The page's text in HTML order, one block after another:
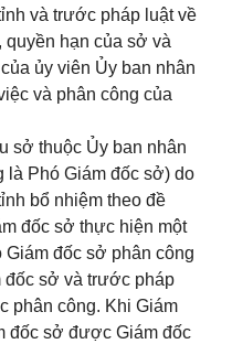
và trước pháp luật về
hạn của sở và
ủy viên Ủy ban nhân
và phân công của
sở thuộc Ủy ban nhân
là Phó Giám đốc sở) do
bổ nhiệm theo đề
đốc sở thực hiện một
Giám đốc sở phân công
đốc sở và trước pháp
phân công. Khi Giám
đốc sở được Giám đốc